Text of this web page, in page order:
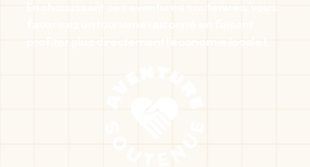
En choisissant ces aventures soutenues, vous
favorisez un tourisme raisonné en faisant
profiter plus directement l’économie locale !